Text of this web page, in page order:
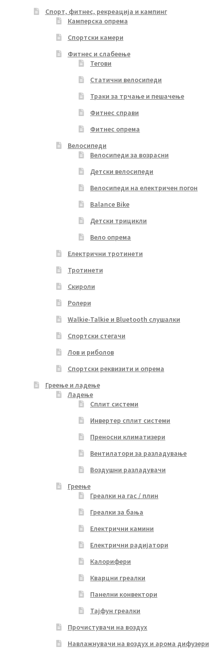
Спорт, фитнес, рекреација и кампинг
Камперска опрема
Спортски камери
Фитнес и слабеење
Тегови
Статични велосипеди
Траки за трчање и пешачење
Фитнес справи
Фитнес опрема
Велосипеди
Велосипеди за возрасни
Детски велосипеди
Велосипеди на електричен погон
Balance Bike
Детски трицикли
Вело опрема
Електрични тротинети
Тротинети
Скироли
Ролери
Walkie-Talkie и Bluetooth слушалки
Спортски стегачи
Лов и риболов
Спортски реквизити и опрема
Греење и ладење
Ладење
Сплит системи
Инвертер сплит системи
Преносни климатизери
Вентилатори за разладување
Воздушни разладувачи
Греење
Греалки на гас / плин
Греалки за бања
Електрични камини
Електрични радијатори
Калорифери
Кварцни греалки
Панелни конвектори
Тајфун греалки
Прочистувачи на воздух
Навлажнувачи на воздух и арома дифузери